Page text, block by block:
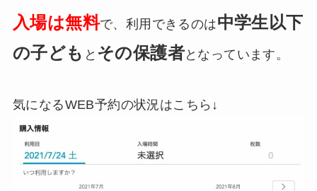
入場は無料で、利用できるのは中学生以下
の子ども と その保護者となっています。
気になるWEB予約の状況はこちら↓